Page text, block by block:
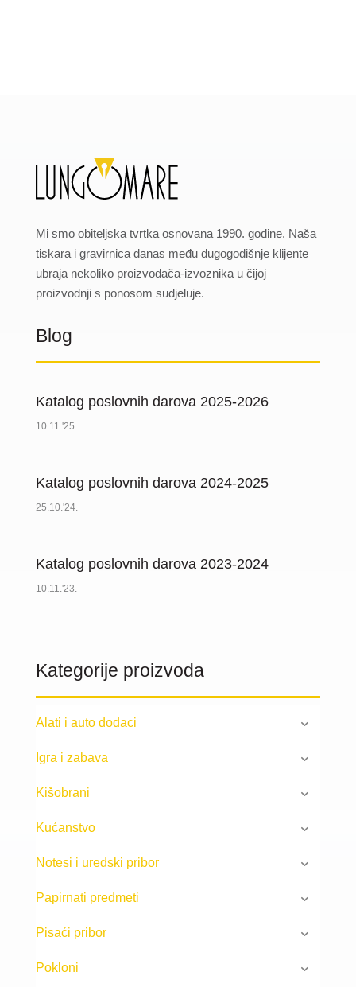
Mi smo obiteljska tvrtka osnovana 1990. godine. Naša
tiskara i gravirnica danas među dugogodišnje klijente
ubraja nekoliko proizvođača-izvoznika u čijoj
proizvodnji s ponosom sudjeluje.
Blog
Katalog poslovnih darova 2025-2026
10.11.'25.
Katalog poslovnih darova 2024-2025
25.10.'24.
Katalog poslovnih darova 2023-2024
10.11.'23.
Kategorije proizvoda
Alati i auto dodaci
Igra i zabava
Kišobrani
Kućanstvo
Notesi i uredski pribor
Papirnati predmeti
Pisaći pribor
Pokloni